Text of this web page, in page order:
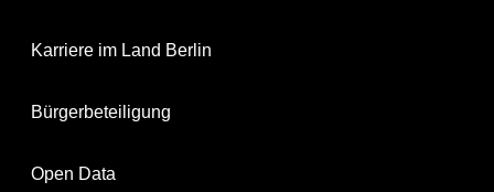
Karriere im Land Berlin
Bürgerbeteiligung
Open Data